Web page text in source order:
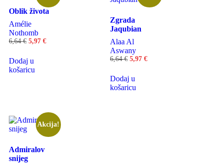
Oblik života
Amélie
Nothomb
6,64€ 5,97 €
Dodaj u
košaricu
Zgrada
Jaqubian
Alaa Al
Aswany
6,64€ 5,97 €
Dodaj u
košaricu
Akcija!
Admiralov
snijeg